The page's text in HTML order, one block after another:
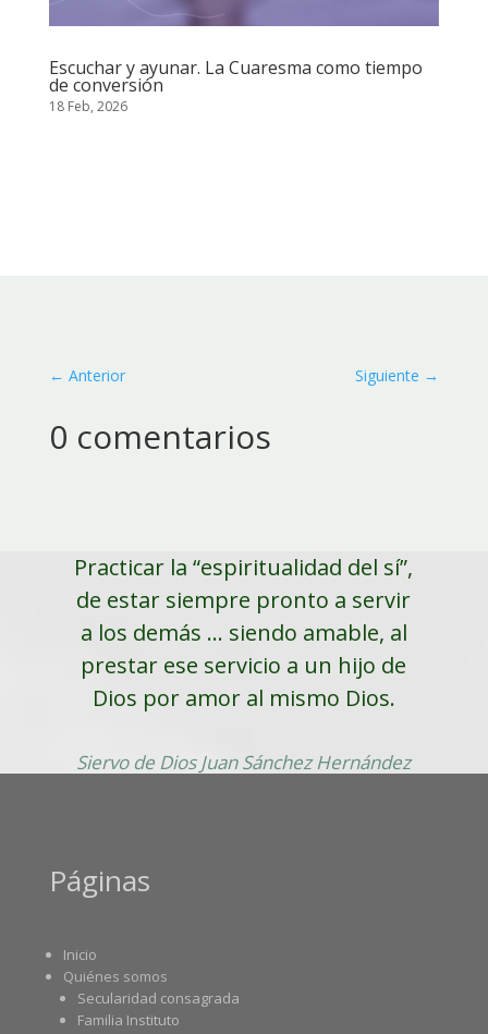
Escuchar y ayunar. La Cuaresma como tiempo
de conversión
18 Feb, 2026
← Anterior Siguiente →
0 comentarios
Practicar la “espiritualidad del sí”,
de estar siempre pronto a servir
a los demás ... siendo amable, al
prestar ese servicio a un hijo de
Dios por amor al mismo Dios.
Siervo de Dios Juan Sánchez Hernández
Páginas
Inicio
Quiénes somos
Secularidad consagrada
Familia Instituto